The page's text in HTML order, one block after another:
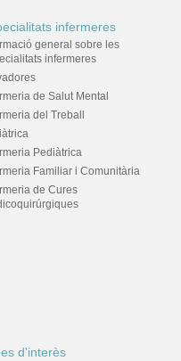
infermeres
general sobre les
infermeres
de Salut Mental
del Treball
Pediàtrica
Familiar i Comunitària
de Cures
d'interès